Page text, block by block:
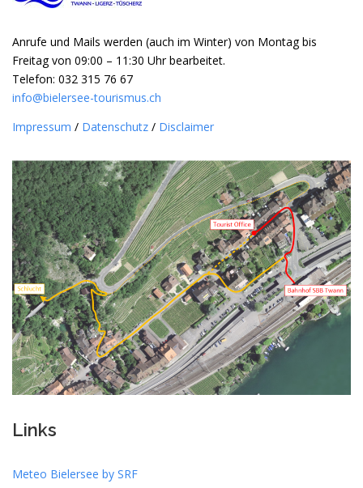
Anrufe und Mails werden (auch im Winter) von Montag bis
Freitag von 09:00 – 11:30 Uhr bearbeitet.
Telefon: 032 315 76 67
info@bielersee-tourismus.ch
Impressum / Datenschutz / Disclaimer
Links
Meteo Bielersee by SRF